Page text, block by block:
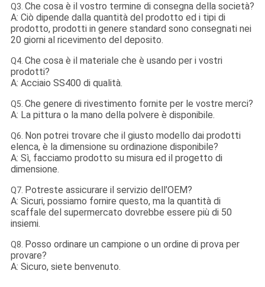
Q3. Che cosa è il vostro termine di consegna della società?
A: Ciò dipende dalla quantità del prodotto ed i tipi di
prodotto, prodotti in genere standard sono consegnati nei
20 giorni al ricevimento del deposito.
Q4. Che cosa è il materiale che è usando per i vostri
prodotti?
A: Acciaio SS400 di qualità.
Q5. Che genere di rivestimento fornite per le vostre merci?
A: La pittura o la mano della polvere è disponibile.
Q6. Non potrei trovare che il giusto modello dai prodotti
elenca, è la dimensione su ordinazione disponibile?
A: Sì, facciamo prodotto su misura ed il progetto di
dimensione.
Q7. Potreste assicurare il servizio dell'OEM?
A: Sicuri, possiamo fornire questo, ma la quantità di
scaffale del supermercato dovrebbe essere più di 50
insiemi.
Q8. Posso ordinare un campione o un ordine di prova per
provare?
A: Sicuro, siete benvenuto.